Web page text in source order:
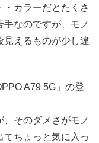
カラーだとたくさ
なのですが、モノ
見えるものが少し違
A79 5G」の登
そのダメさがモノ
てちょっと気に入っ